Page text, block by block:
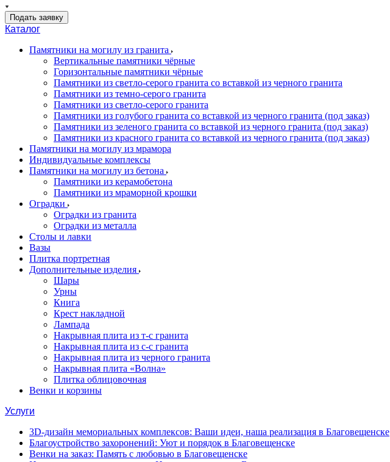
Подать заявку
Каталог
Памятники на могилу из гранита
Вертикальные памятники чёрные
Горизонтальные памятники чёрные
Памятники из светло-серого гранита со вставкой из черного гранита
Памятники из темно-серого гранита
Памятники из светло-серого гранита
Памятники из голубого гранита со вставкой из черного гранита (под заказ)
Памятники из зеленого гранита со вставкой из черного гранита (под заказ)
Памятники из красного гранита со вставкой из черного гранита (под заказ)
Памятники на могилу из мрамора
Индивидуальные комплексы
Памятники на могилу из бетона
Памятники из керамобетона
Памятники из мраморной крошки
Оградки
Оградки из гранита
Оградки из металла
Столы и лавки
Вазы
Плитка портретная
Дополнительные изделия
Шары
Урны
Книга
Крест накладной
Лампада
Накрывная плита из т-с гранита
Накрывная плита из с-с гранита
Накрывная плита из черного гранита
Накрывная плита «Волна»
Плитка облицовочная
Венки и корзины
Услуги
3D-дизайн мемориальных комплексов: Ваши идеи, наша реализация в Благовещенске
Благоустройство захоронений: Уют и порядок в Благовещенске
Венки на заказ: Память с любовью в Благовещенске